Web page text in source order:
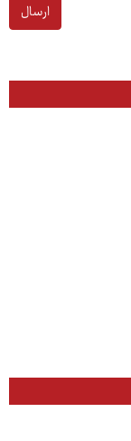
ارسال